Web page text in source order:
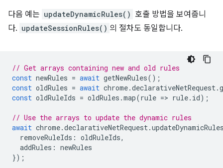
다음 예는 updateDynamicRules() 호출 방법을 보여줍니
다. updateSessionRules() 의 절차도 동일합니다.
// Get arrays containing new and old rules
const newRules = await getNewRules();
const oldRules = await chrome.declarativeNetRequest.
const oldRuleIds = oldRules .map(rule => rule. id);
// Use the arrays to update the dynamic rules
await chrome.declarativeNetRequest.
removeRuleIds : oldRuleIds,
addRules : newRules
});